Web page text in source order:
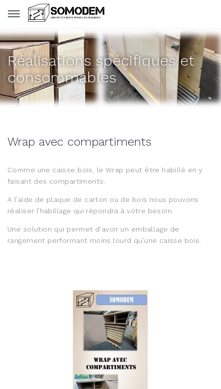
Panneau de gestion des cookies
Réalisations spécifiques et
consommables
Wrap avec compartiments
Comme une caisse bois, le Wrap peut être habillé en y
faisant des compartiments.
A l’aide de plaque de carton ou de bois nous pouvons
réaliser l’habillage qui répondra à votre besoin.
Une solution qui permet d’avoir un emballage de
rangement performant moins lourd qu’une caisse bois.